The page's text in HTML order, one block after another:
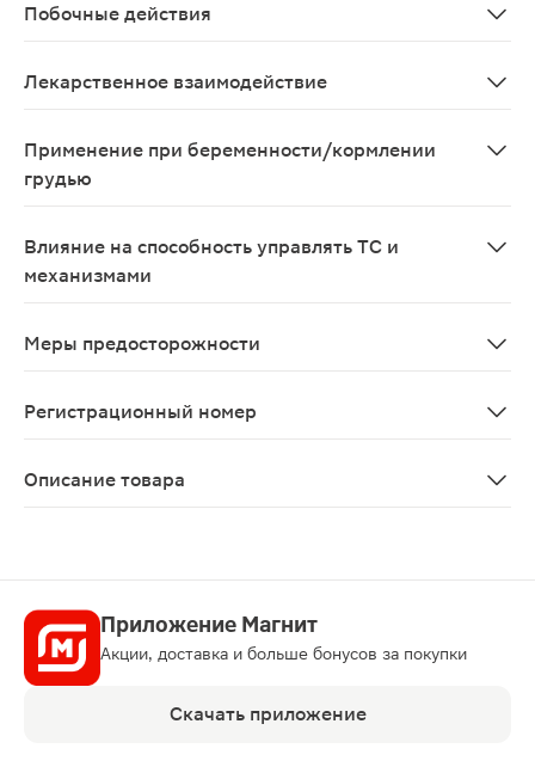
Побочные действия
Лекарственное взаимодействие
Применение при беременности/кормлении
грудью
Влияние на способность управлять ТС и
механизмами
Меры предосторожности
Регистрационный номер
Описание товара
Приложение Магнит
Акции, доставка и больше бонусов за покупки
Скачать приложение